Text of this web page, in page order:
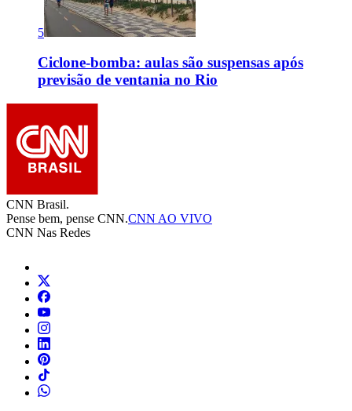
5
Ciclone-bomba: aulas são suspensas após
previsão de ventania no Rio
CNN Brasil.
Pense bem, pense CNN.CNN AO VIVO
CNN Nas Redes